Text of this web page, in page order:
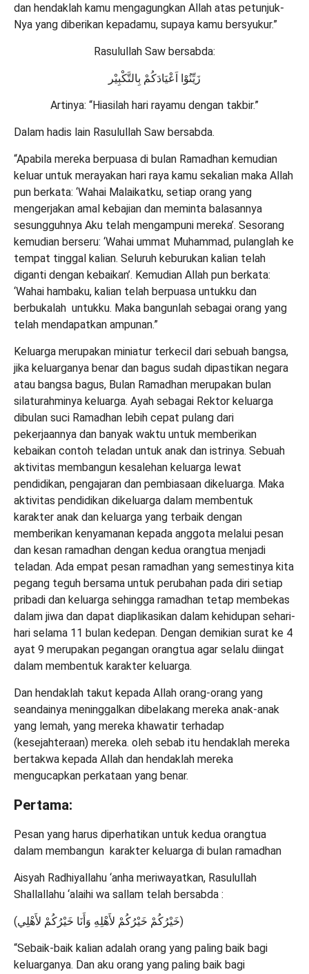
dan hendaklah kamu mengagungkan Allah atas petunjuk-
Nya yang diberikan kepadamu, supaya kamu bersyukur.”
Rasulullah Saw bersabda:
زَيِّنُوْا اَعْيَادَكُمْ بِالتَّكْبِيْر
Artinya: “Hiasilah hari rayamu dengan takbir.”
Dalam hadis lain Rasulullah Saw bersabda.
“Apabila mereka berpuasa di bulan Ramadhan kemudian
keluar untuk merayakan hari raya kamu sekalian maka Allah
pun berkata: ‘Wahai Malaikatku, setiap orang yang
mengerjakan amal kebajian dan meminta balasannya
sesungguhnya Aku telah mengampuni mereka’. Sesorang
kemudian berseru: ‘Wahai ummat Muhammad, pulanglah ke
tempat tinggal kalian. Seluruh keburukan kalian telah
diganti dengan kebaikan’. Kemudian Allah pun berkata:
‘Wahai hambaku, kalian telah berpuasa untukku dan
berbukalah untukku. Maka bangunlah sebagai orang yang
telah mendapatkan ampunan.”
Keluarga merupakan miniatur terkecil dari sebuah bangsa,
jika keluarganya benar dan bagus sudah dipastikan negara
atau bangsa bagus, Bulan Ramadhan merupakan bulan
silaturahminya keluarga. Ayah sebagai Rektor keluarga
dibulan suci Ramadhan lebih cepat pulang dari
pekerjaannya dan banyak waktu untuk memberikan
kebaikan contoh teladan untuk anak dan istrinya. Sebuah
aktivitas membangun kesalehan keluarga lewat
pendidikan, pengajaran dan pembiasaan dikeluarga. Maka
aktivitas pendidikan dikeluarga dalam membentuk
karakter anak dan keluarga yang terbaik dengan
memberikan kenyamanan kepada anggota melalui pesan
dan kesan ramadhan dengan kedua orangtua menjadi
teladan. Ada empat pesan ramadhan yang semestinya kita
pegang teguh bersama untuk perubahan pada diri setiap
pribadi dan keluarga sehingga ramadhan tetap membekas
dalam jiwa dan dapat diaplikasikan dalam kehidupan sehari-
hari selama 11 bulan kedepan. Dengan demikian surat ke 4
ayat 9 merupakan pegangan orangtua agar selalu diingat
dalam membentuk karakter keluarga.
Dan hendaklah takut kepada Allah orang-orang yang
seandainya meninggalkan dibelakang mereka anak-anak
yang lemah, yang mereka khawatir terhadap
(kesejahteraan) mereka. oleh sebab itu hendaklah mereka
bertakwa kepada Allah dan hendaklah mereka
mengucapkan perkataan yang benar.
Pertama:
Pesan yang harus diperhatikan untuk kedua orangtua
dalam membangun karakter keluarga di bulan ramadhan
Aisyah Radhiyallahu ‘anha meriwayatkan, Rasulullah
Shallallahu ‘alaihi wa sallam telah bersabda :
(خَيْرُكُمْ خَيْرُكُمْ لأَهْلِهِ وَأَنَا خَيْرُكُمْ لأَهْلِي)
“Sebaik-baik kalian adalah orang yang paling baik bagi
keluarganya. Dan aku orang yang paling baik bagi